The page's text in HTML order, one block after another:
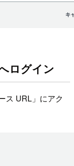
ログイン
ス URL」にアク